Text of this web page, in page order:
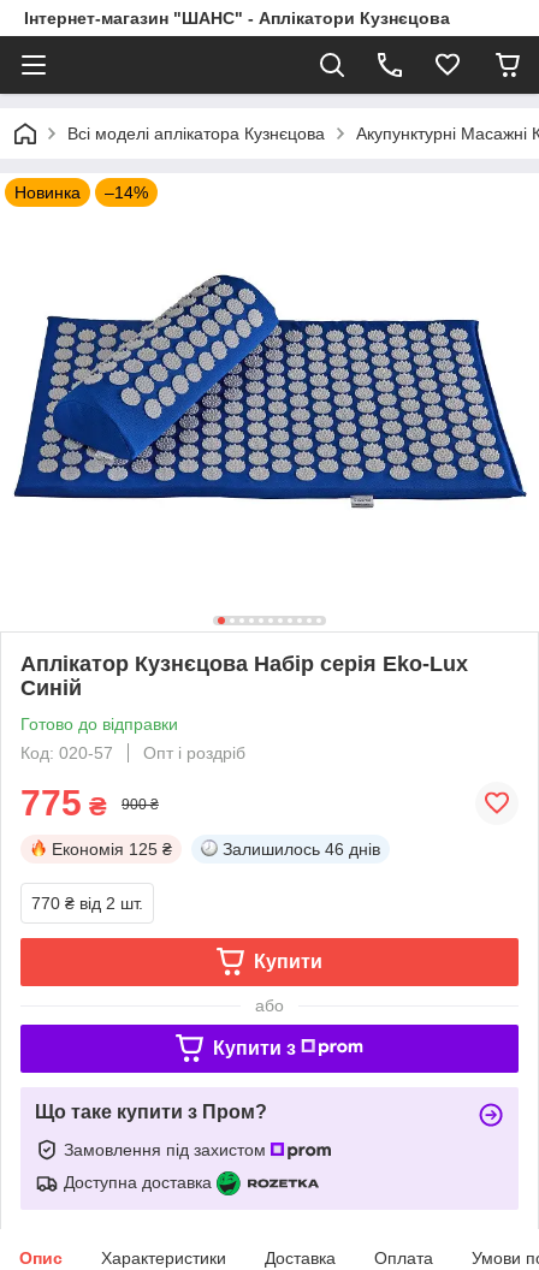
Інтернет-магазин "ШАНС" - Аплікатори Кузнєцова
Всі моделі аплікатора Кузнєцова Акупунктурні Масажні
Новинка –14%
Аплікатор Кузнєцова Набір серія Eko-Lux
Синій
Готово до відправки
Код: 020-57
Опт і роздріб
775 ₴ 900 ₴
Економія 125 ₴ Залишилось 46 днів
770 ₴ від 2 шт.
Купити
або
Купити з
Що таке купити з Пром?
Замовлення під захистом
Доступна доставка
Опис Характеристики Доставка Оплата Умови